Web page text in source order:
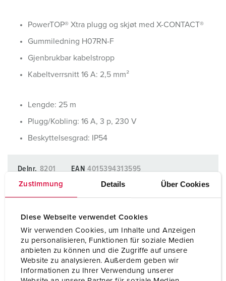
Zustimmung Details Über Cookies
Diese Webseite verwendet Cookies
Wir verwenden Cookies, um Inhalte und Anzeigen
zu personalisieren, Funktionen für soziale Medien
anbieten zu können und die Zugriffe auf unsere
Website zu analysieren. Außerdem geben wir
Informationen zu Ihrer Verwendung unserer
PowerTOP® Xtra plugg og skjøt med X-CONTACT®
Gummiledning H07RN-F
Gjenbrukbar kabelstropp
Kabeltverrsnitt 16 A: 2,5 mm²
Lengde: 25 m
Plugg/Kobling: 16 A, 3 p, 230 V
Beskyttelsesgrad: IP54
Delnr. 8201 EAN 4015394313595
Std. Pakke. 3 Antall. El.nr 1584271
Du kan administrere produktene våre i ulike lister i
handleliste-/handlekurvområdet.
Min liste(0) LEGG TIL